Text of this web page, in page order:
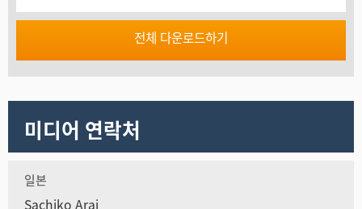
전체 다운로드하기
미디어 연락처
일본
Sachiko Arai